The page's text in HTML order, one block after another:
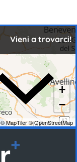
Vieni a trovarci!
+
−
© MapTiler© OpenStreetMap